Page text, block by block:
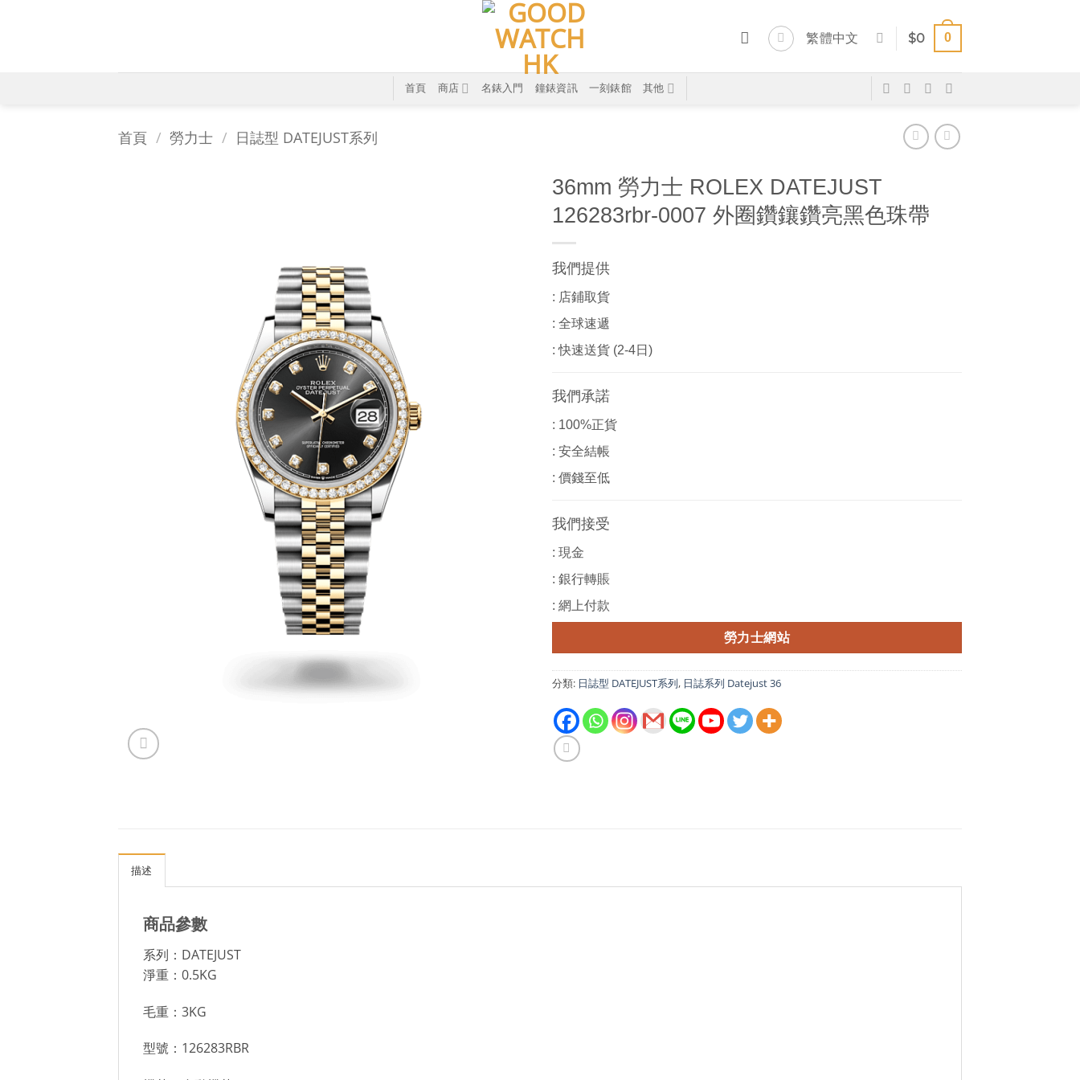
繁體中文 $0 0
首頁 商店 名錶入門 鐘錶資訊 一刻錶館 其他
首頁 / 勞力士 / 日誌型 DATEJUST系列
36mm 勞力士 ROLEX DATEJUST
126283rbr-0007 外圈鑽鑲鑽亮黑色珠帶
我們提供
: 店鋪取貨
: 全球速遞
: 快速送貨 (2-4日)
我們承諾
: 100%正貨
: 安全結帳
: 價錢至低
我們接受
: 現金
: 銀行轉賬
: 網上付款
勞力士網站
分類: 日誌型 DATEJUST系列, 日誌系列 Datejust 36
描述
商品參數
系列：DATEJUST
淨重：0.5KG
毛重：3KG
型號：126283RBR